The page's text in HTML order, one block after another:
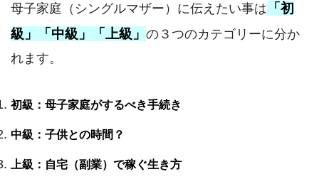
母子家庭（シングルマザー）に伝えたい事は 「初
級」「中級」「上級」 の３つのカテゴリーに分か
れます。
初級：母子家庭がするべき手続き
中級：子供との時間？
上級：自宅（副業）で稼ぐ生き方